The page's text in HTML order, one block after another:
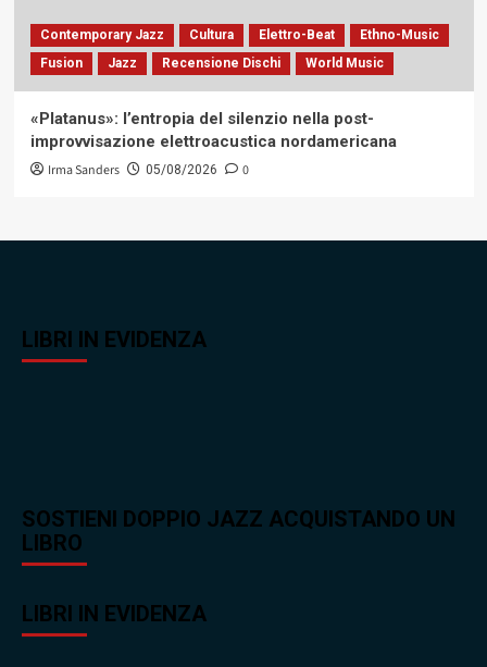
Contemporary Jazz Cultura Elettro-Beat
Ethno-Music
Fusion
Jazz Recensione Dischi World Music
«Platanus»: l’entropia del silenzio nella post-
improvvisazione elettroacustica nordamericana
Irma Sanders 05/08/2026 0
LIBRI IN EVIDENZA
SOSTIENI DOPPIO JAZZ ACQUISTANDO UN
LIBRO
LIBRI IN EVIDENZA